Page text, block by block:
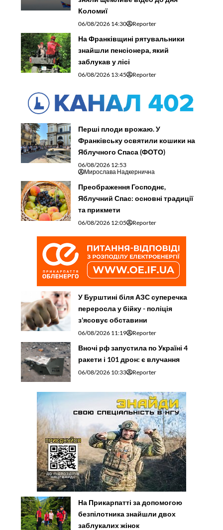
Коломиї
06/08/2026 14:30 Reporter
На Франківщині рятувальники
знайшли пенсіонера, який
заблукав у лісі
06/08/2026 13:45 Reporter
Перші плоди врожаю. У
Франківську освятили кошики на
Яблучного Спаса (ФОТО)
06/08/2026 12:53
Мирослава Надкернична
Преображення Господнє,
Яблучний Спас: основні традиції
та прикмети
06/08/2026 12:05 Reporter
У Бурштині біля АЗС суперечка
переросла у бійку - поліція
з'ясовує обставини
06/08/2026 11:19 Reporter
Вночі рф запустила по Україні 4
ракети і 101 дрон: є влучання
06/08/2026 10:33 Reporter
На Прикарпатті за допомогою
безпілотника знайшли двох
заблукалих жінок